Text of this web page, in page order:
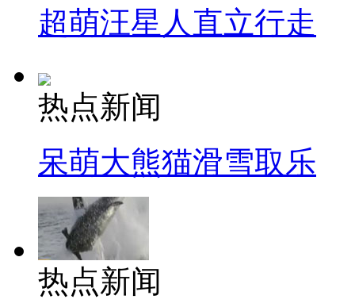
超萌汪星人直立行走
热点新闻
呆萌大熊猫滑雪取乐
热点新闻